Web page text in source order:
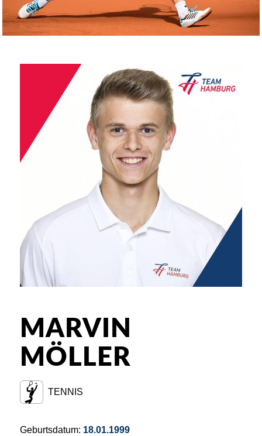
MARVIN
MÖLLER
TENNIS
Geburtsdatum: 18.01.1999